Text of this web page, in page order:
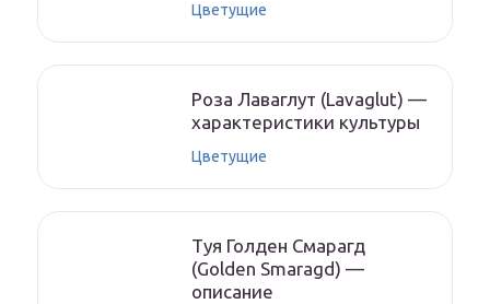
Цветущие
Роза Лаваглут (Lavaglut) —
характеристики культуры
Цветущие
Туя Голден Смарагд
(Golden Smaragd) —
описание